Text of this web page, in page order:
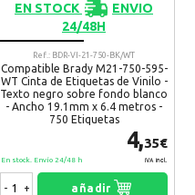
No
EN STOCK
ENVIO
24/48H
Ref.: BDR-VI-21-750-BK/WT
Compatible Brady M21-750-595-
WT Cinta de Etiquetas de Vinilo -
Texto negro sobre fondo blanco
- Ancho 19.1mm x 6.4 metros -
750 Etiquetas
4,35€
IVA Incl.
En stock. Envío 24/48 h
- + añadir